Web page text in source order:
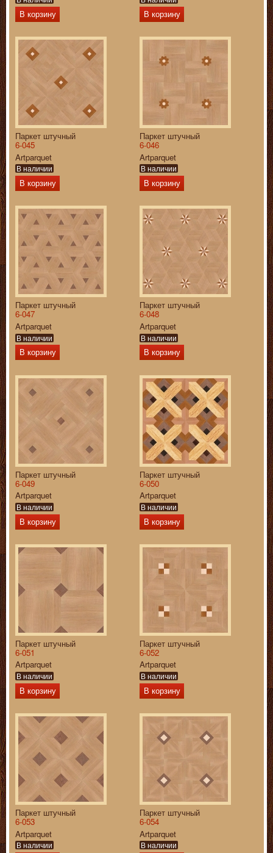
В корзину В корзину
Паркет штучный
6-045
Artparquet
В наличии
В корзину
Паркет штучный
6-046
Artparquet
В наличии
В корзину
Паркет штучный
6-047
Artparquet
В наличии
В корзину
Паркет штучный
6-048
Artparquet
В наличии
В корзину
Паркет штучный
6-049
Artparquet
В наличии
В корзину
Паркет штучный
6-050
Artparquet
В наличии
В корзину
Паркет штучный
6-051
Artparquet
В наличии
В корзину
Паркет штучный
6-052
Artparquet
В наличии
В корзину
Паркет штучный
6-053
Artparquet
В наличии
Паркет штучный
6-054
Artparquet
В наличии